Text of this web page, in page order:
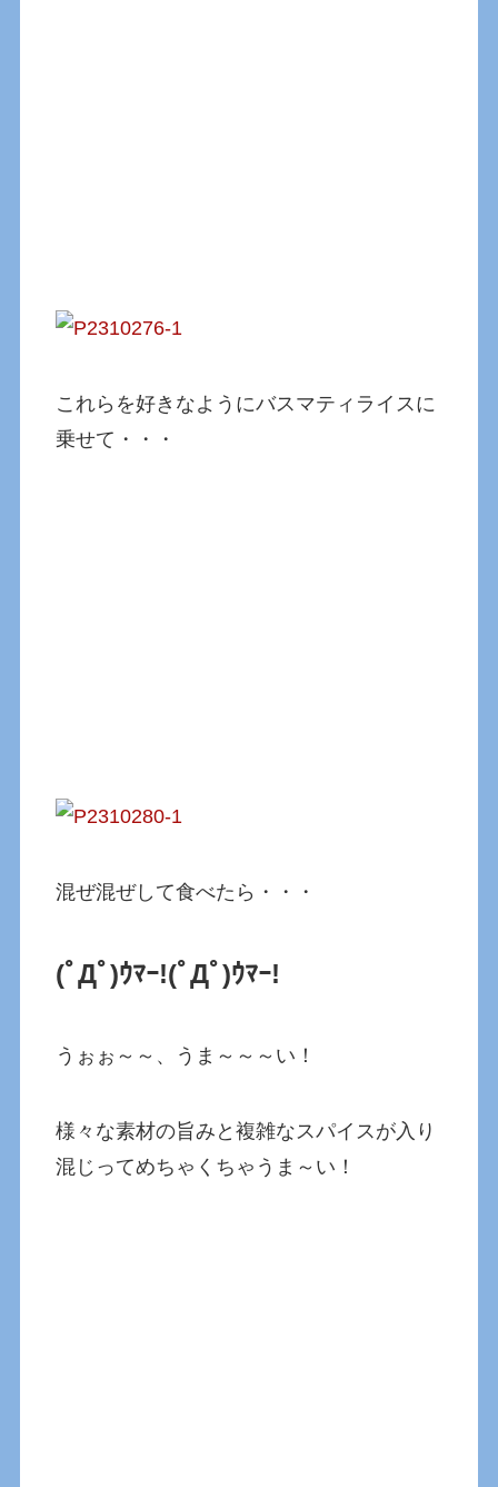
これらを好きなようにバスマティライスに
乗せて・・・
混ぜ混ぜして食べたら・・・
(ﾟДﾟ)ｳﾏｰ!(ﾟДﾟ)ｳﾏｰ!
うぉぉ～～、うま～～～い！
様々な素材の旨みと複雑なスパイスが入り
混じってめちゃくちゃうま～い！